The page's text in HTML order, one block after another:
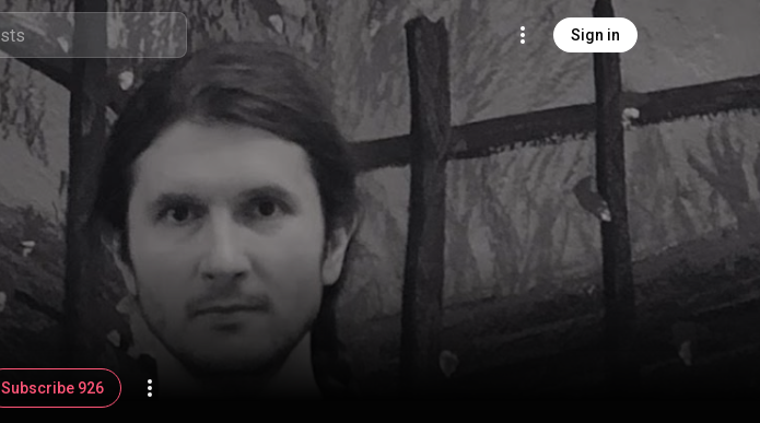
Sign in
Subscribe 926